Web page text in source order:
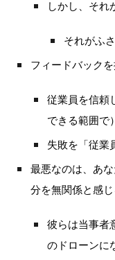
しかし、それ
それがふ
フィードバック
従業員を信頼
できる範囲で）
失敗を「従業
最悪なのは、あ
分を無関係と感
彼らは当事者
のドローンに